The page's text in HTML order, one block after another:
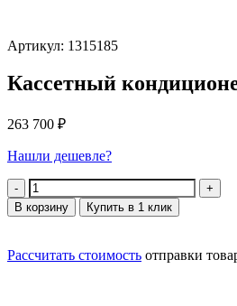
Артикул: 1315185
Кассетный
263 700 ₽
Нашли дешевле?
Количество
В корзину Купить в 1 клик
Рассчитать стоимость отправки